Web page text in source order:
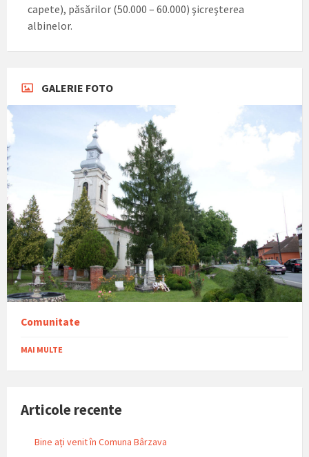
capete), păsărilor (50.000 – 60.000) şicreşterea
albinelor.
GALERIE FOTO
Comunitate
MAI MULTE
Articole recente
Bine ați venit în Comuna Bârzava